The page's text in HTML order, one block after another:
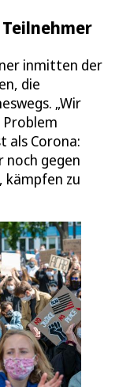
inmitten der
die
„Wir
Problem
als Corona:
noch gegen
kämpfen zu